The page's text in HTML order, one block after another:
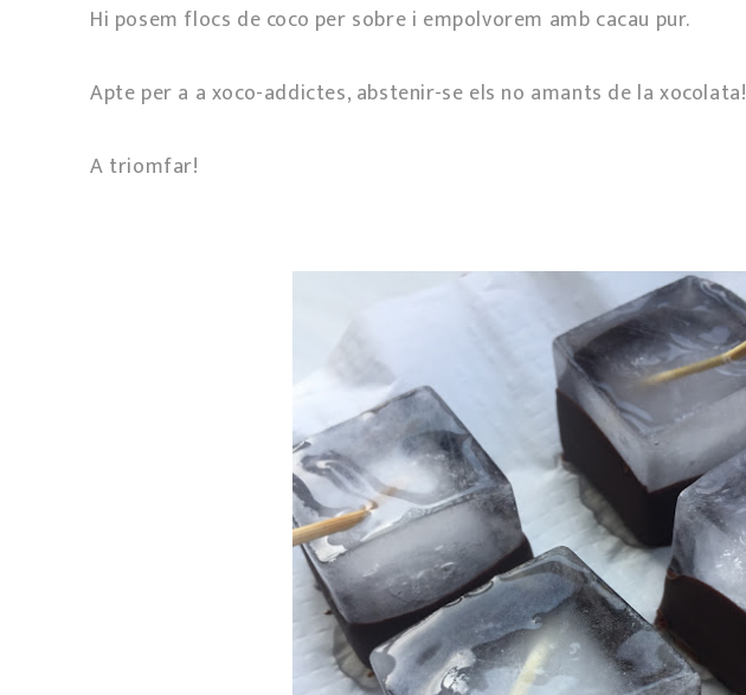
Hi posem flocs de coco per sobre i empolvorem amb cacau pur.
Apte per a a xoco-addictes, abstenir-se els no amants de la xocolata!
A triomfar!